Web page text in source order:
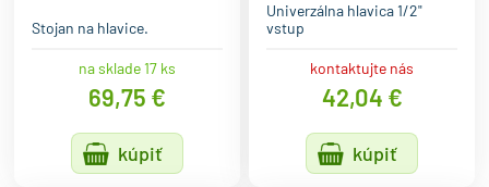
Stojan na hlavice.
na sklade 17 ks
69,75 €
kúpiť
Univerzálna hlavica 1/2"
vstup
kontaktujte nás
42,04 €
kúpiť